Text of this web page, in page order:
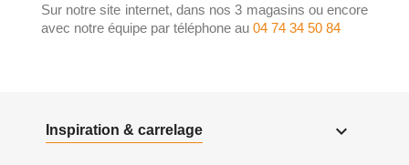
Sur notre site internet, dans nos 3 magasins ou encore
avec notre équipe par téléphone au 04 74 34 50 84
Inspiration & carrelage 